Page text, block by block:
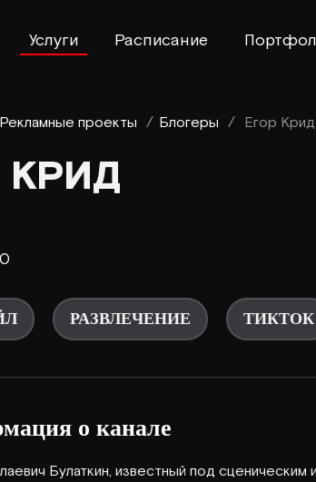
Услуги Расписание
Рекламные проекты / Блогеры / Егор Крид
КРИД
РАЗВЛЕЧЕНИЕ ТИКТОК
о канале
Булаткин, известный под